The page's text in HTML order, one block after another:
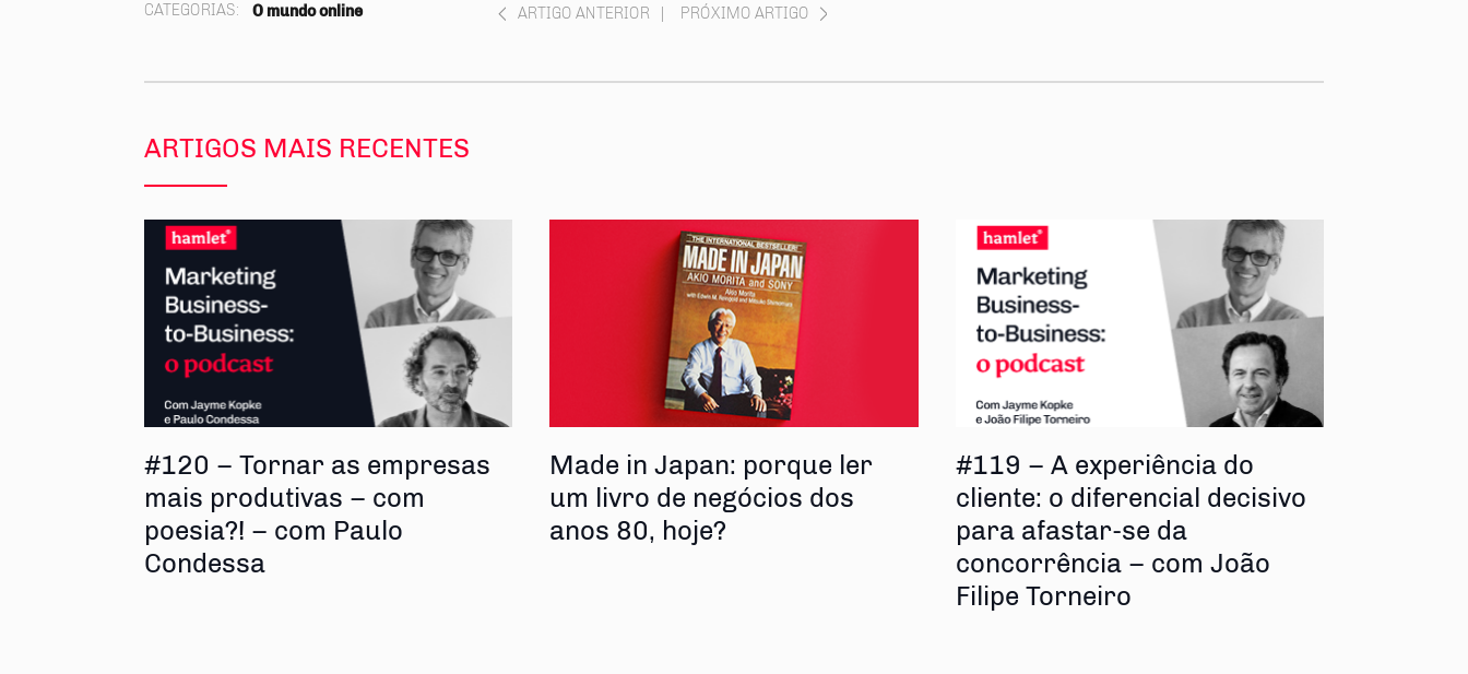
CATEGORIAS: O mundo online ARTIGO ANTERIOR PRÓXIMO ARTIGO
ARTIGOS MAIS RECENTES
#120 – Tornar as empresas
mais produtivas – com
poesia?! – com Paulo
Condessa
Made in Japan: porque ler
um livro de negócios dos
anos 80, hoje?
#119 – A experiência do
cliente: o diferencial decisivo
para afastar-se da
concorrência – com João
Filipe Torneiro